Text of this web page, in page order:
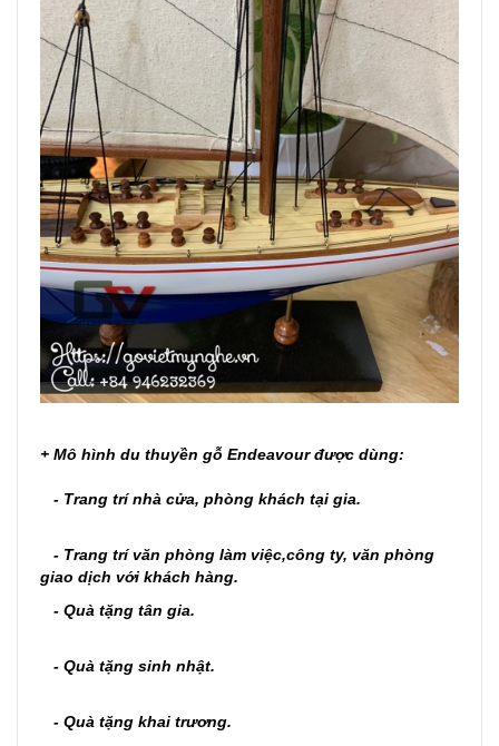
+ Mô hình du thuyền gỗ Endeavour được dùng:
- Trang trí nhà cửa, phòng khách tại gia.
- Trang trí văn phòng làm việc,công ty, văn phòng
giao dịch với khách hàng.
- Quà tặng tân gia.
- Quà tặng sinh nhật.
- Quà tặng khai trương.